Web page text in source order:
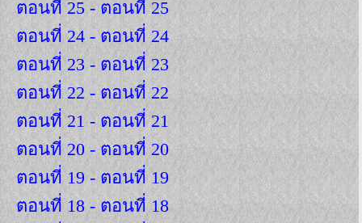
ตอนที่ 25 - ตอนที่ 25
ตอนที่ 24 - ตอนที่ 24
ตอนที่ 23 - ตอนที่ 23
ตอนที่ 22 - ตอนที่ 22
ตอนที่ 21 - ตอนที่ 21
ตอนที่ 20 - ตอนที่ 20
ตอนที่ 19 - ตอนที่ 19
ตอนที่ 18 - ตอนที่ 18